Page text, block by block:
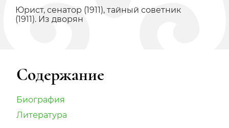
Юрист, сенатор (1911), тайный советник
(1911). Из дворян
Содержание
Биография
Литература